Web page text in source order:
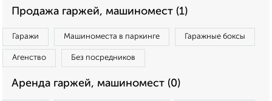
Продажа гаржей, машиномест (1)
Гаражи Машиноместа в паркинге Гаражные боксы
Агенство Без посредников
Аренда гаржей, машиномест (0)